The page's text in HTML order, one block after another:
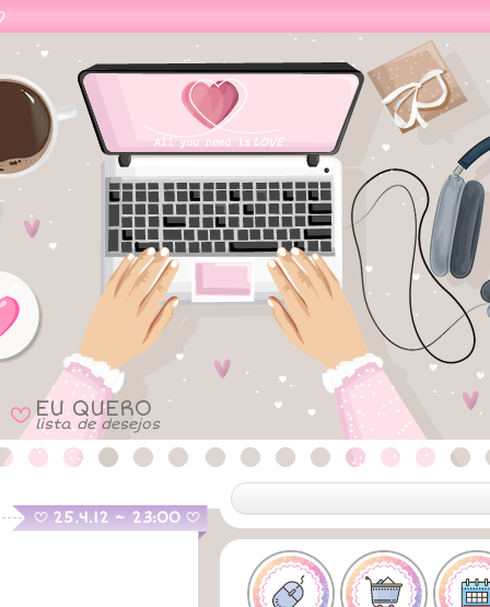
B EU QUERO
lista de desejos
B 25.4.12 ~ 23:00 B